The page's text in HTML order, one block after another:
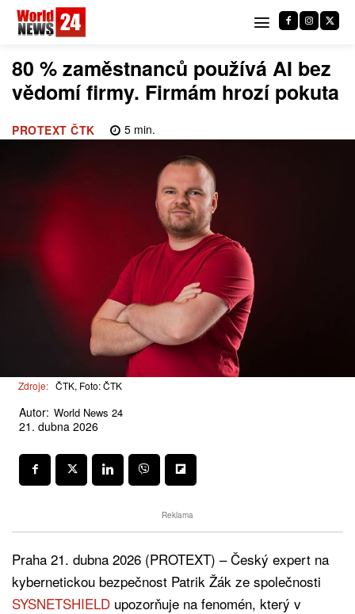
80 % zaměstnanců používá AI bez
vědomí firmy. Firmám hrozí pokuta
PROTEXT ČTK 5min.
Zdroje: ČTK, Foto: ČTK
Autor: World News 24
21. dubna 2026
Reklama
Praha 21. dubna 2026 (PROTEXT) – Český expert na
kybernetickou bezpečnost Patrik Žák ze společnosti
SYSNETSHIELD upozorňuje na fenomén, který v